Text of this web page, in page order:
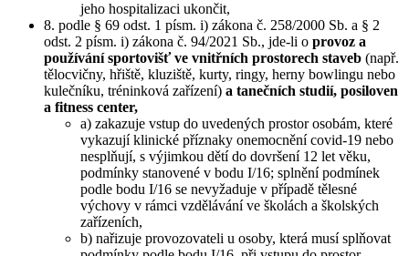
jeho hospitalizaci ukončit,
8. podle § 69 odst. 1 písm. i) zákona č. 258/2000 Sb. a § 2
odst. 2 písm. i) zákona č. 94/2021 Sb., jde-li o provoz a
používání sportovišť ve vnitřních prostorech staveb (např.
tělocvičny, hřiště, kluziště, kurty, ringy, herny bowlingu nebo
kulečníku, tréninková zařízení) a tanečních studií, posiloven
a fitness center,
a) zakazuje vstup do uvedených prostor osobám, které
vykazují klinické příznaky onemocnění covid-19 nebo
nesplňují, s výjimkou dětí do dovršení 12 let věku,
podmínky stanovené v bodu I/16; splnění podmínek
podle bodu I/16 se nevyžaduje v případě tělesné
výchovy v rámci vzdělávání ve školách a školských
zařízeních,
b) nařizuje provozovateli u osoby, která musí splňovat